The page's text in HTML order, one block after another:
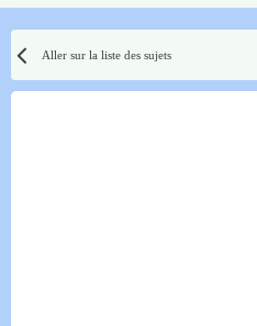
Aller sur la liste des sujets